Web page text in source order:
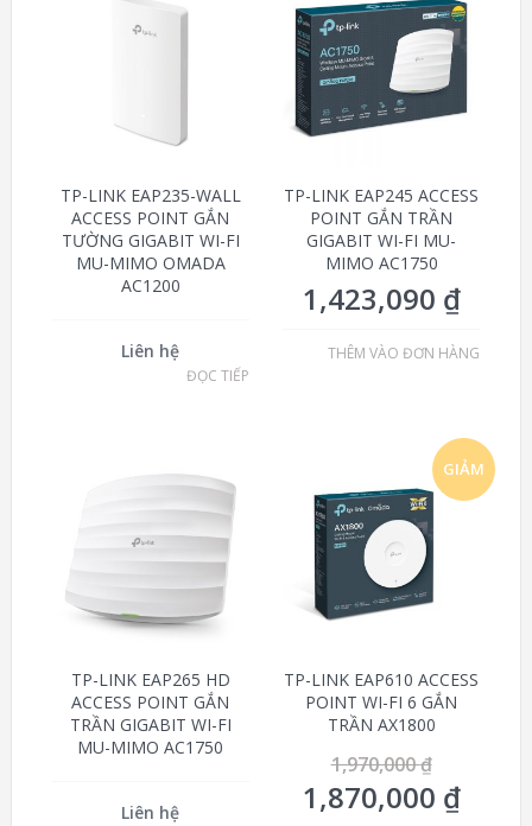
TP-LINK EAP235-WALL
ACCESS POINT GẮN
TƯỜNG GIGABIT WI-FI
MU-MIMO OMADA
AC1200
Liên hệ
ĐỌC TIẾP
TP-LINK EAP245 ACCESS
POINT GẮN TRẦN
GIGABIT WI-FI MU-
MIMO AC1750
1,423,090 ₫
THÊM VÀO ĐƠN HÀNG
TP-LINK EAP265 HD
ACCESS POINT GẮN
TRẦN GIGABIT WI-FI
MU-MIMO AC1750
Liên hệ
GIẢM
TP-LINK EAP610 ACCESS
POINT WI-FI 6 GẮN
TRẦN AX1800
1,970,000₫
1,870,000 ₫